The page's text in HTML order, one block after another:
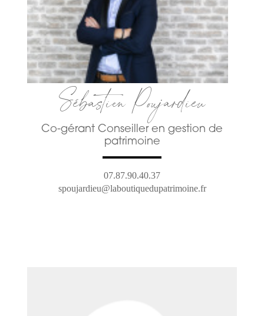
Sébastien Poujardieu
Co-gérant Conseiller en gestion de
patrimoine
07.87.90.40.37
spoujardieu@laboutiquedupatrimoine.fr